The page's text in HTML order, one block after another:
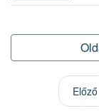
Előző